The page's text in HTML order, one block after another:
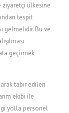
ziyaretçi ülkesine
tespit
gelmelidir. Bu ve
geçirmek
tabir edilen
ekibi ile
yolla personel